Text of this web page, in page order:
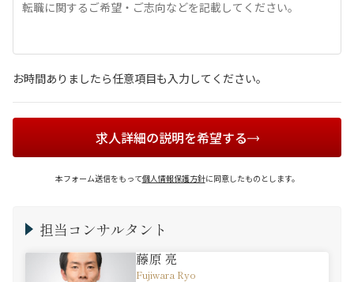
お時間ありましたら任意項目も入力してください。
求人詳細の説明を希望する
本フォーム送信をもって個人情報保護方針に同意したものとします。
担当コンサルタント
藤原 亮
Fujiwara Ryo